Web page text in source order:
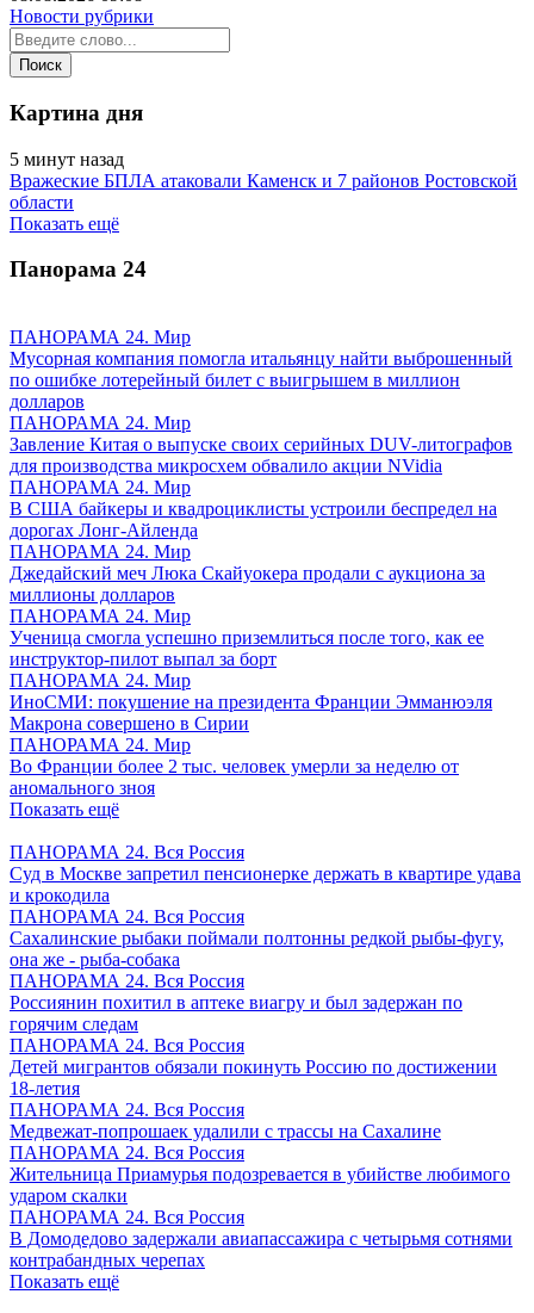
Новости рубрики
Картина дня
5 минут назад
Вражеские БПЛА атаковали Каменск и 7 районов Ростовской
области
Показать ещё
Панорама 24
ПАНОРАМА 24. Мир
Мусорная компания помогла итальянцу найти выброшенный
по ошибке лотерейный билет с выигрышем в миллион
долларов
ПАНОРАМА 24. Мир
Завление Китая о выпуске своих серийных DUV-литографов
для производства микросхем обвалило акции NVidia
ПАНОРАМА 24. Мир
В США байкеры и квадроциклисты устроили беспредел на
дорогах Лонг-Айленда
ПАНОРАМА 24. Мир
Джедайский меч Люка Скайуокера продали с аукциона за
миллионы долларов
ПАНОРАМА 24. Мир
Ученица смогла успешно приземлиться после того, как ее
инструктор-пилот выпал за борт
ПАНОРАМА 24. Мир
ИноСМИ: покушение на президента Франции Эмманюэля
Макрона совершено в Сирии
ПАНОРАМА 24. Мир
Во Франции более 2 тыс. человек умерли за неделю от
аномального зноя
Показать ещё
ПАНОРАМА 24. Вся Россия
Суд в Москве запретил пенсионерке держать в квартире удава
и крокодила
ПАНОРАМА 24. Вся Россия
Сахалинские рыбаки поймали полтонны редкой рыбы-фугу,
она же - рыба-собака
ПАНОРАМА 24. Вся Россия
Россиянин похитил в аптеке виагру и был задержан по
горячим следам
ПАНОРАМА 24. Вся Россия
Детей мигрантов обязали покинуть Россию по достижении
18-летия
ПАНОРАМА 24. Вся Россия
Медвежат-попрошаек удалили с трассы на Сахалине
ПАНОРАМА 24. Вся Россия
Жительница Приамурья подозревается в убийстве любимого
ударом скалки
ПАНОРАМА 24. Вся Россия
В Домодедово задержали авиапассажира с четырьмя сотнями
контрабандных черепах
Показать ещё